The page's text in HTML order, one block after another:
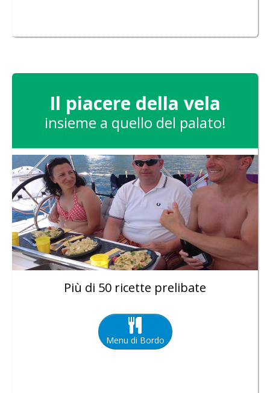
Il piacere della vela
insieme a quello del palato!
Più di 50 ricette prelibate
Menu di Bordo